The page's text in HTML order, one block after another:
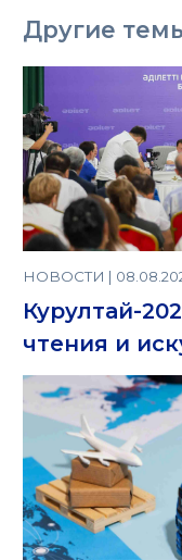
Другие
НОВОСТИ |
Курултай-
чтения и